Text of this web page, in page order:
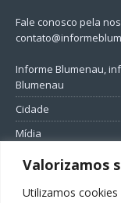
Valorizamos
Utilizamos
Fale conosco pela
Informe Blumenau,
Blumenau
Cidade
Mídia
Entretenimento